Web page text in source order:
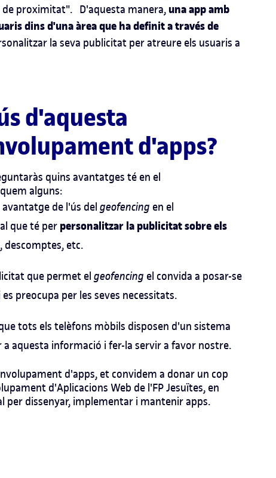
proximitat". D'aquesta manera, una app amb
dins d'una àrea que ha definit a través de
la seva publicitat per atreure els usuaris a
d'aquesta
d'apps?
quins avantatges té en el
alguns:
de l'ús del geofencing en el
que té per personalitzar la publicitat sobre els
etc.
que permet el geofencing el convida a posar-se
preocupa per les seves necessitats.
tots els telèfons mòbils disposen d'un sistema
a aquesta informació i fer-la servir a favor nostre.
d'apps, et convidem a donar un cop
d'Aplicacions Web de l'FP Jesuïtes, en
per dissenyar, implementar i mantenir apps.